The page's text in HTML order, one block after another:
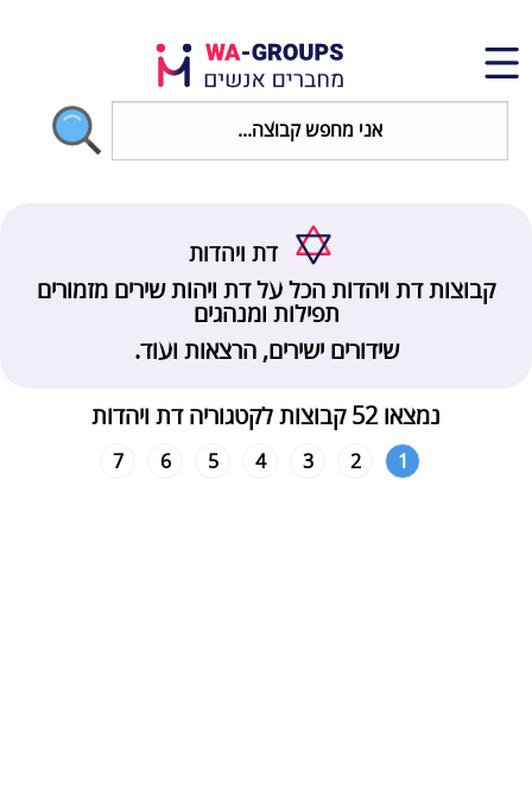
דת ויהדות
קבוצות דת ויהדות הכל על דת ויהות שירים מזמורים
תפילות ומנהגים
שידורים ישירים, הרצאות ועוד.
נמצאו 52 קבוצות לקטגוריה דת ויהדות
1
2
3
4
5
6
7